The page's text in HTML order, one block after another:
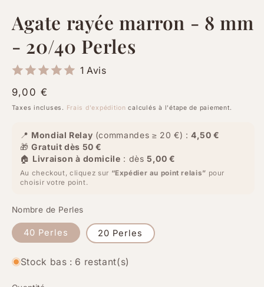
Agate rayée marron - 8 mm
- 20/40 Perles
1 Avis
Prix
habituel
9,00 €
Taxes incluses. Frais d'expédition calculés à l'étape de paiement.
📍 Mondial Relay (commandes ≥ 20 €) :4,50 €
🎁Gratuit dès 50 €
🏠 Livraison à domicile : dès5,00 €
Au checkout, cliquez sur “Expédier au point relais” pour
choisir votre point.
Nombre de Perles
40 Perles 20 Perles
Stock bas : 6 restant(s)